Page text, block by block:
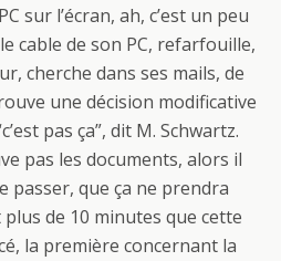
sur l’écran, ah, c’est un peu
cable de son PC, refarfouille,
cherche dans ses mails, de
une décision modificative
pas ça”, dit M. Schwartz.
pas les documents, alors il
passer, que ça ne prendra
de 10 minutes que cette
la première concernant la